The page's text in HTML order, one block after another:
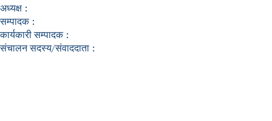
अध्यक्ष :
सम्पादक :
कार्यकारी सम्पादक :
संचालन सदस्य/संवाददाता :